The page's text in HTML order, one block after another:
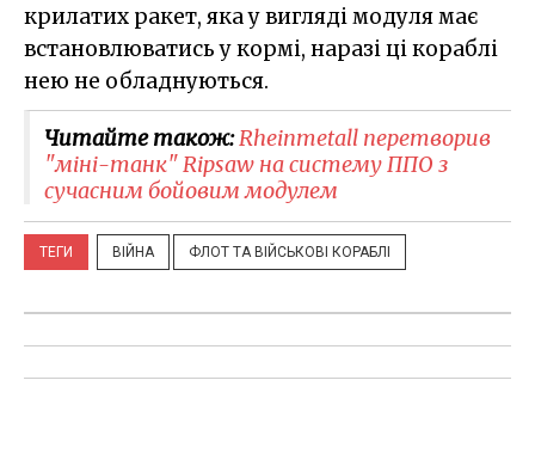
крилатих ракет, яка у вигляді модуля має
встановлюватись у кормі, наразі ці кораблі
нею не обладнуються.
Читайте також:Rheinmetall перетворив
"міні-танк" Ripsaw на систему ППО з
сучасним бойовим модулем
ТЕГИ ВІЙНА ФЛОТ ТА ВІЙСЬКОВІ КОРАБЛІ